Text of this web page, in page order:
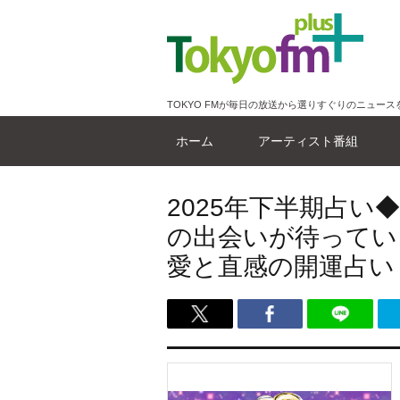
TOKYO FMが毎日の放送から選りすぐりのニュース
ホーム アーティスト番組
2025年下半期占い
の出会いが待って
愛と直感の開運占い